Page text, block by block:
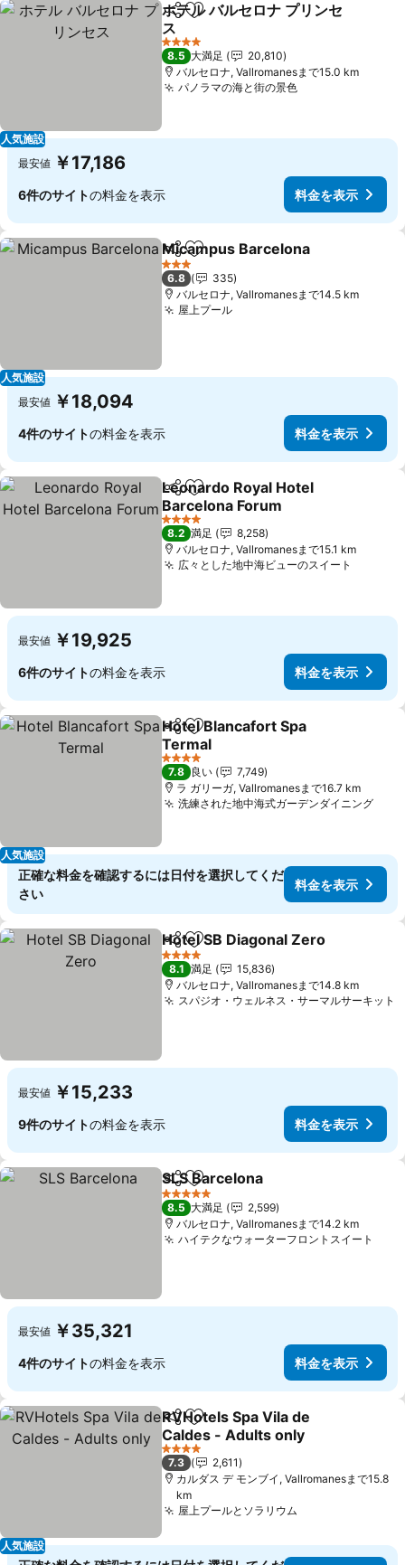
人気施設
シェアお気に入りに追加
ホテル バルセロナ プリンセ
ス
料金を表示
4 ホテルのランク
8.5 大満足
20,810
バルセロナ, Vallromanesまで15.0 km
パノラマの海と街の景色料金を表示
最安値 ￥17,186
6件のサイトの料金を表示 料金を表示
人気施設
シェアお気に入りに追加
Micampus Barcelona
3 ホテルのランク
6.8
335
バルセロナ, Vallromanesまで14.5 km
屋上プール料金を表示
最安値 ￥18,094
4件のサイトの料金を表示 料金を表示
シェアお気に入りに追加
Leonardo Royal Hotel
Barcelona Forum
料金を表示
4 ホテルのランク
8.2 満足
8,258
バルセロナ, Vallromanesまで15.1 km
広々とした地中海ビューのスイート
最安値 ￥19,925
6件のサイトの料金を表示 料金を表示
人気施設
シェアお気に入りに追加
Hotel Blancafort Spa
Termal
料金を表示
4 ホテルのランク
7.8 良い
7,749
ラ ガリーガ, Vallromanesまで16.7 km
洗練された地中海式ガーデンダイニング
正確な料金を確認するには日付を選択してくだ
さい
料金を表示
シェアお気に入りに追加
Hotel SB Diagonal Zero
4 ホテルのランク
8.1 満足
15,836
バルセロナ, Vallromanesまで14.8 km
スパジオ・ウェルネス・サーマルサーキット
最安値 ￥15,233
9件のサイトの料金を表示 料金を表示
シェアお気に入りに追加
SLS Barcelona
5 ホテルのランク
8.5 大満足
2,599
バルセロナ, Vallromanesまで14.2 km
ハイテクなウォーターフロントスイート
最安値 ￥35,321
4件のサイトの料金を表示 料金を表示
人気施設
シェアお気に入りに追加
RVHotels Spa Vila de
Caldes - Adults only
料金を表示
4 ホテルのランク
7.3
2,611
カルダス デ モンブイ, Vallromanesまで15.8
km
屋上プールとソラリウム